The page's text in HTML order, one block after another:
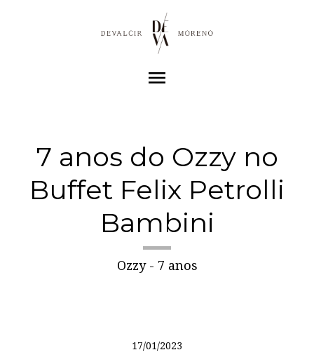
menu
7 anos do Ozzy no
Buffet Felix Petrolli
Bambini
Ozzy - 7 anos
17/01/2023